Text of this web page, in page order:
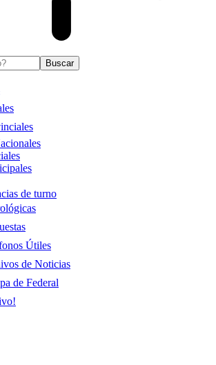
de turno
Útiles
de Noticias
de Federal